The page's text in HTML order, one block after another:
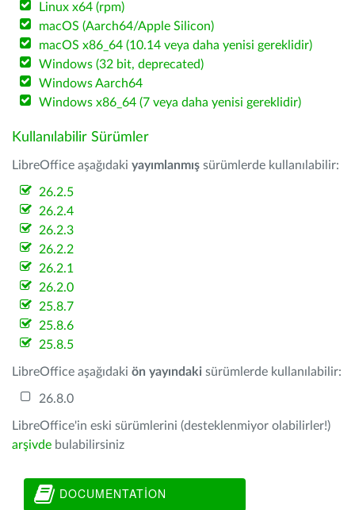
Linux x64 (rpm)
macOS (Aarch64/Apple Silicon)
macOS x86_64 (10.14 veya daha yenisi gereklidir)
Windows (32 bit, deprecated)
Windows Aarch64
Windows x86_64 (7 veya daha yenisi gereklidir)
Kullanılabilir Sürümler
LibreOffice aşağıdaki yayımlanmış sürümlerde kullanılabilir:
26.2.5
26.2.4
26.2.3
26.2.2
26.2.1
26.2.0
25.8.7
25.8.6
25.8.5
LibreOffice aşağıdaki ön yayındaki sürümlerde kullanılabilir:
26.8.0
LibreOffice'in eski sürümlerini (desteklenmiyor olabilirler!)
arşivde bulabilirsiniz
DOCUMENTATION